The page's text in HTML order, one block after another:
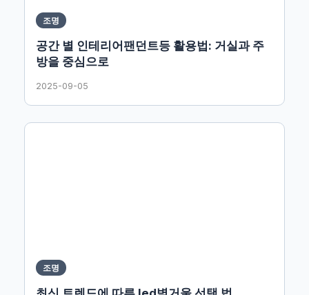
조명
공간 별 인테리어팬던트등 활용법: 거실과 주
방을 중심으로
2025-09-05
조명